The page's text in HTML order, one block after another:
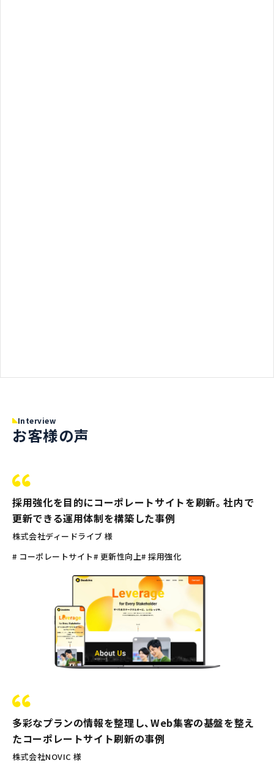
Interview
お客様の声
採用強化を目的にコーポレートサイトを刷新。社内で
更新できる運用体制を構築した事例
株式会社ディードライブ 様
# コーポレートサイト# 更新性向上# 採用強化
多彩なプランの情報を整理し、Web集客の基盤を整え
たコーポレートサイト刷新の事例
株式会社NOVIC 様